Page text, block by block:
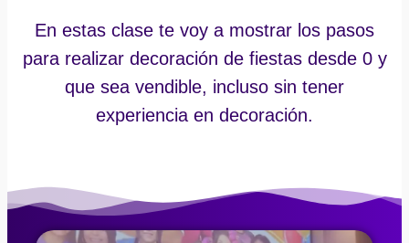
En estas clase te voy a mostrar los pasos
para realizar decoración de fiestas desde 0 y
que sea vendible, incluso sin tener
experiencia en decoración.